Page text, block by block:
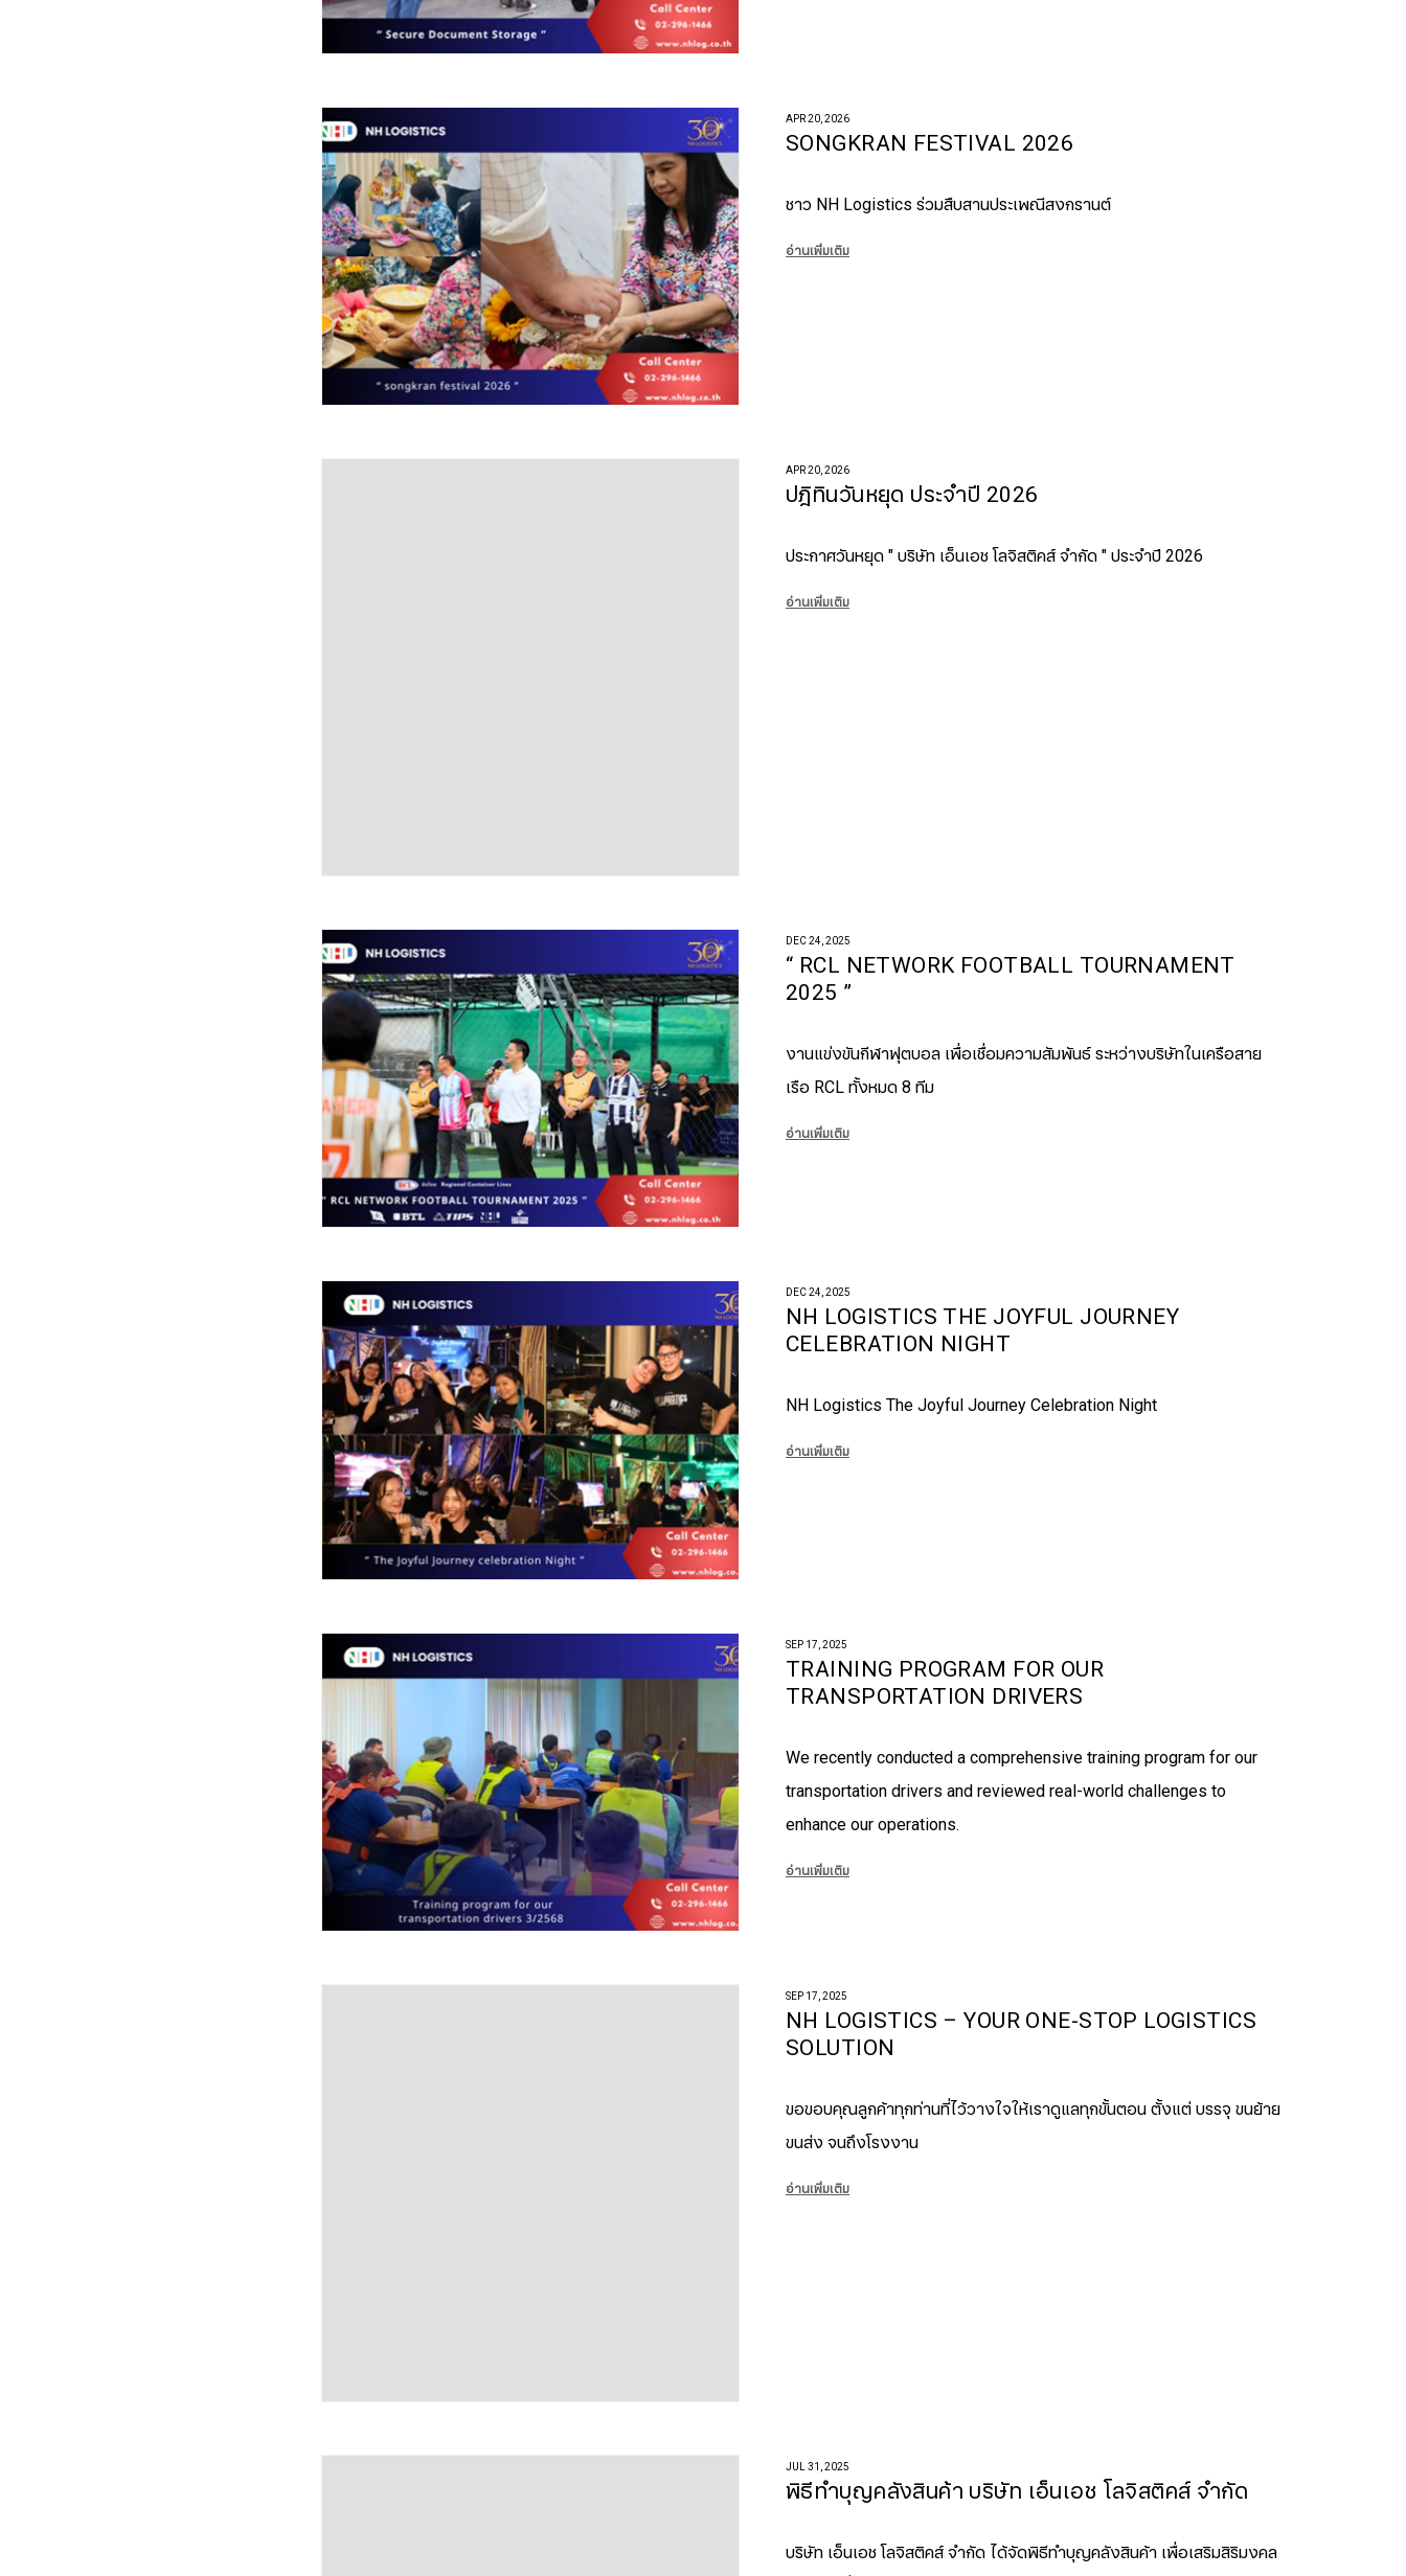
APR 20, 2026
SONGKRAN FESTIVAL 2026
ชาว NH Logistics ร่วมสืบสานประเพณีสงกรานต์
อ่านเพิ่มเติม
APR 20, 2026
ปฎิทินวันหยุด ประจำปี 2026
ประกาศวันหยุด " บริษัท เอ็นเอช โลจิสติคส์ จำกัด " ประจำปี 2026
อ่านเพิ่มเติม
DEC 24, 2025
“ RCL NETWORK FOOTBALL TOURNAMENT
2025 ”
งานแข่งขันกีฬาฟุตบอล เพื่อเชื่อมความสัมพันธ์ ระหว่างบริษัทในเครือสาย
เรือ RCL ทั้งหมด 8 ทีม
อ่านเพิ่มเติม
DEC 24, 2025
NH LOGISTICS THE JOYFUL JOURNEY
CELEBRATION NIGHT
NH Logistics The Joyful Journey Celebration Night
อ่านเพิ่มเติม
SEP 17, 2025
TRAINING PROGRAM FOR OUR
TRANSPORTATION DRIVERS
We recently conducted a comprehensive training program for our
transportation drivers and reviewed real-world challenges to
enhance our operations.
อ่านเพิ่มเติม
SEP 17, 2025
NH LOGISTICS – YOUR ONE-STOP LOGISTICS
SOLUTION
ขอขอบคุณลูกค้าทุกท่านที่ไว้วางใจให้เราดูแลทุกขั้นตอน ตั้งแต่ บรรจุ ขนย้าย
ขนส่ง จนถึงโรงงาน
อ่านเพิ่มเติม
JUL 31, 2025
พิธีทำบุญคลังสินค้า บริษัท เอ็นเอช โลจิสติคส์ จำกัด
บริษัท เอ็นเอช โลจิสติคส์ จำกัด ได้จัดพิธีทำบุญคลังสินค้า เพื่อเสริมสิริมงคล